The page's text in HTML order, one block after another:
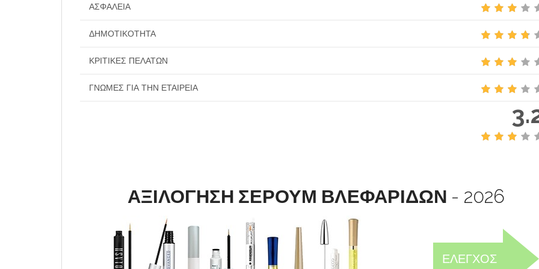
ΑΣΦΆΛΕΙΑ
ΔΗΜΟΤΙΚΌΤΗΤΑ
ΚΡΙΤΙΚΈΣ ΠΕΛΑΤΏΝ
ΓΝΏΜΕΣ ΓΙΑ ΤΗΝ ΕΤΑΙΡΕΊΑ
ΑΞΙΛΟΓΗΣΗ ΣΕΡΟΥΜ ΒΛΕΦΑΡΙΔΩΝ - 2026
ΕΛΕΓΧΟΣ